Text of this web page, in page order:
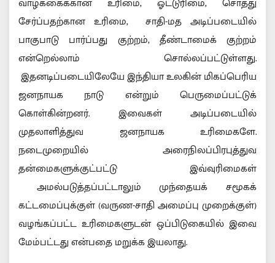
வாழ்க்கைக்கான உரிமை, ஓட்டுரிமை, சொத்து
சேர்ப்பதற்கான உரிமை, சாதி-மத அடிப்படையில்
பாகுபாடு பார்ப்பது குற்றம், தீண்டாமைக் குற்றம்
என்றெல்லாம் சொல்லப்பட்டுள்ளது.
இதனடிப்படையிலேயே இந்தியா உலகின் மிகப்பெரிய
ஜனநாயக நாடு என்றும் பெருமைப்பட்டுக்
கொள்கின்றனர். இவைகள் அடிப்படையில்
முதலாளித்துவ ஜனநாயக உரிமைகளே.
நடைமுறையில் அரைநிலப்பிரபுத்துவ
தன்மைகளுக்குட்பட்டு இவ்வுரிமைகள்
அமல்படுத்தப்பட்டாலும் முந்தையக் சமூகக்
கட்டமைப்புக்குள் (வருண-சாதி அமைப்பு முறைக்குள்)
வழங்கப்பட்ட உரிமைகளுடன் ஒப்பிடுகையில் இவை
மேம்பட்டது என்பதை மறுக்க இயலாது.